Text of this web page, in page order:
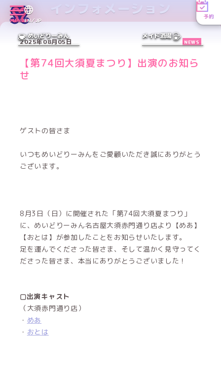
MENUEN／JP
予約
めいどりーみん メイド酒場
インフォメーション
2025年08月05日 NEWS
【第74回大須夏まつり】出演のお知ら
せ
ゲストの皆さま
いつもめいどりーみんをご愛顧いただき誠にありがとう
ございます。
8月3日（日）に開催された「第74回大須夏まつり」
に、めいどりーみん名古屋大須赤門通り店より【めあ】
【おとは】が参加したことをお知らせいたします。
足を運んでくださった皆さま、そして温かく見守ってく
ださった皆さま、本当にありがとうございました！
▢出演キャスト
（大須赤門通り店）
・ めあ
・ おとは